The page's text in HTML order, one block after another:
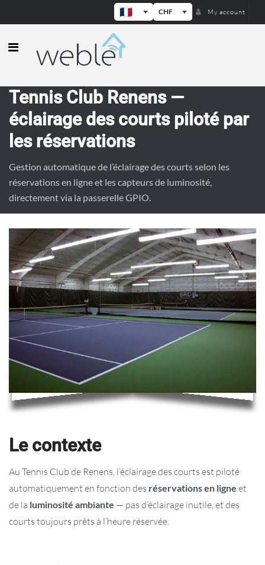
CHF My account
Weble — Passerelles IoT
Tennis Club Renens —
éclairage des courts piloté par
les réservations
Gestion automatique de l’éclairage des courts selon les
réservations en ligne et les capteurs de luminosité,
directement via la passerelle GPIO.
Le contexte
Au Tennis Club de Renens, l’éclairage des courts est piloté
automatiquement en fonction des réservations en ligne et
de la luminosité ambiante — pas d’éclairage inutile, et des
courts toujours prêts à l’heure réservée.